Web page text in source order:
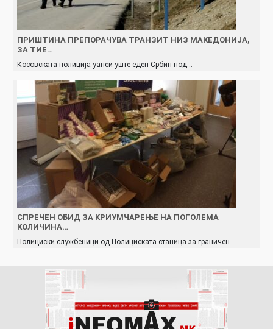
ПРИШТИНА ПРЕПОРАЧУВА ТРАНЗИТ НИЗ МАКЕДОНИЈА,
ЗА ТИЕ…
Косовската полиција уапси уште еден Србин под…
СПPEЧЕН ОБИД ЗА KPИУМЧАРЕЊЕ НА ПОГОЛЕМА
КОЛИЧИНА…
Полициски службеници од Полициската станица за граничен…